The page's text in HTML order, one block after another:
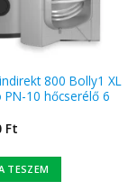
800 Bolly1 XL
PN-10 hőcserélő 6
Ft
TESZEM